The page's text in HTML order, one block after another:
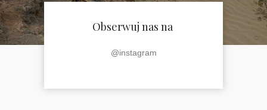
Obserwuj nas na
@instagram